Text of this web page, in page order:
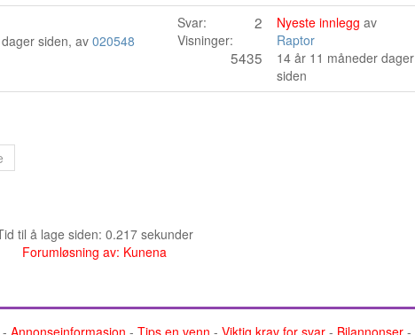
siden, av 020548
Svar: 2
Visninger:
5435
Nyeste innlegg av
Raptor
14 år 11 måneder dager
siden
til å lage siden: 0.217 sekunder
Forumløsning av: Kunena